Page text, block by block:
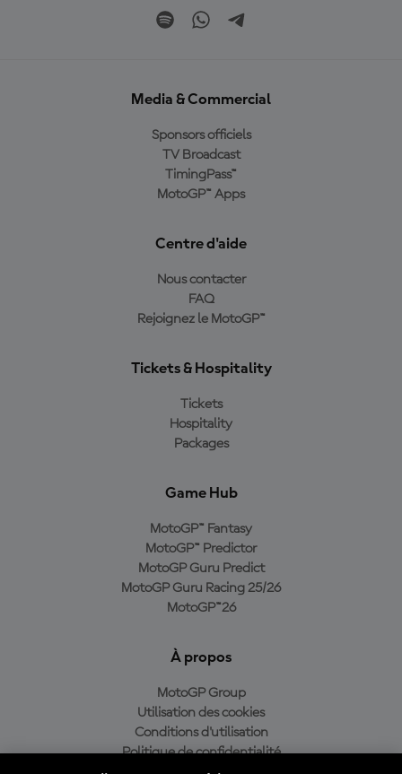
Media & Commercial
Sponsors officiels
TV Broadcast
TimingPass™
MotoGP™ Apps
Centre d'aide
Nous contacter
FAQ
Rejoignez le MotoGP™
Tickets & Hospitality
Tickets
Hospitality
Packages
Game Hub
MotoGP™ Fantasy
MotoGP™ Predictor
MotoGP Guru Predict
MotoGP Guru Racing 25/26
MotoGP™26
À propos
MotoGP Group
Utilisation des cookies
Conditions d'utilisation
Politique de confidentialité